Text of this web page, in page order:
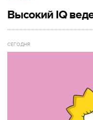
Высокий IQ
СЕГОДНЯ